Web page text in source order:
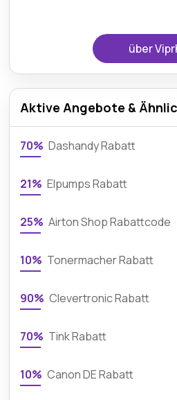
über
Aktive Angebote &
70% Dashandy Rabatt
21% Elpumps Rabatt
25% Airton Shop Rabattcode
10% Tonermacher Rabatt
90% Clevertronic Rabatt
70% Tink Rabatt
10% Canon DE Rabatt